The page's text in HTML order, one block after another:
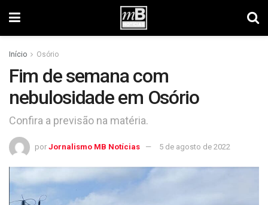
Início Osório
Fim de semana com
nebulosidade em Osório
Confira a previsão na matéria.
por Jornalismo MB Notícias 5 de agosto de 2022